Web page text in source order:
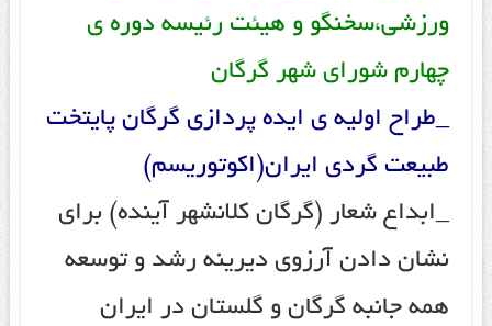
ورزشی،سخنگو و هیئت رئیسه دوره ی
چهارم شورای شهر گرگان
_طراح اولیه ی ایده پردازی گرگان پایتخت
طبیعت گردی ایران(اکوتوریسم)
_ابداع شعار (گرگان کلانشهر آینده) برای
نشان دادن آرزوی دیرینه رشد و توسعه
همه جانبه گرگان و گلستان در ایران